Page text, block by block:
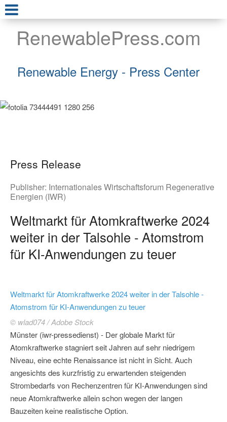
RenewablePress.com
Renewable Energy - Press Center
Press Release
Publisher: Internationales Wirtschaftsforum Regenerative
Energien (IWR)
Weltmarkt für Atomkraftwerke 2024
weiter in der Talsohle - Atomstrom
für KI-Anwendungen zu teuer
Weltmarkt für Atomkraftwerke 2024 weiter in der Talsohle -
Atomstrom für KI-Anwendungen zu teuer
© wlad074 / Adobe Stock
Münster (iwr-pressedienst) - Der globale Markt für
Atomkraftwerke stagniert seit Jahren auf sehr niedrigem
Niveau, eine echte Renaissance ist nicht in Sicht. Auch
angesichts des kurzfristig zu erwartenden steigenden
Strombedarfs von Rechenzentren für KI-Anwendungen sind
neue Atomkraftwerke allein schon wegen der langen
Bauzeiten keine realistische Option.